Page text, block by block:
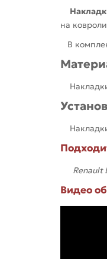
на
В
Накладки
Renault
Видео